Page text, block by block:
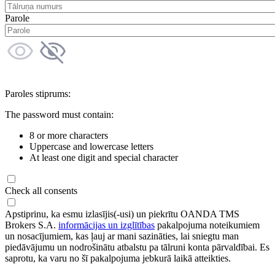
Parole
Paroles stiprums:
The password must contain:
8 or more characters
Uppercase and lowercase letters
At least one digit and special character
Check all consents
Apstiprinu, ka esmu izlasījis(-usi) un piekrītu OANDA TMS
Brokers S.A. informācijas un izglītības pakalpojuma noteikumiem
un nosacījumiem, kas ļauj ar mani sazināties, lai sniegtu man
piedāvājumu un nodrošinātu atbalstu pa tālruni konta pārvaldībai. Es
saprotu, ka varu no šī pakalpojuma jebkurā laikā atteikties.